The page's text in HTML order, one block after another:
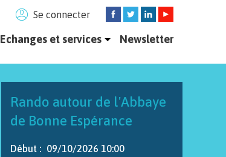
Se connecter
Echanges et services Newsletter
Rando autour de l'Abbaye
de Bonne Espérance
Début : 09/10/2026 10:00